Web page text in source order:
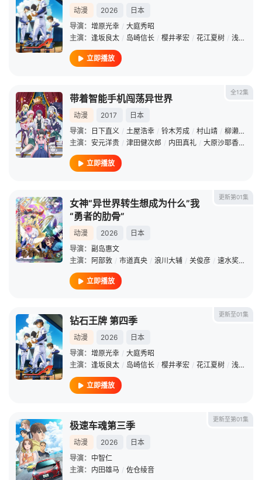
动漫 2026
日本
导演： 增原光幸 / 大庭秀昭
主演： 逢坂良太 / 岛崎信长 / 樱井孝宏 / 花江夏树 / 浅沼晋太郎
立即播放
全12集
带着智能手机闯荡异世界
动漫 2017
日本
导演：
日下直义 / 土屋浩幸 / 铃木芳成 / 村山靖 / 柳濑雄之
主演： 安元洋贵 / 津田健次郎 / 内田真礼 / 大原沙耶香 /
立即播放
更新第01集
女神“异世界转生想成为什么”我
“勇者的肋骨”
动漫 2026
日本
导演： 副岛惠文
主演： 阿部敦 / 市道真央 / 浪川大辅 / 关俊彦 / 速水奖 /
立即播放
更新至01集
钻石王牌 第四季
动漫 2026
日本
导演： 增原光幸 / 大庭秀昭
主演： 逢坂良太 / 岛崎信长 / 樱井孝宏 / 花江夏树 / 浅沼晋太郎
立即播放
更新至第01集
极速车魂第三季
动漫 2026
日本
导演： 中智仁
主演： 内田雄马 / 佐仓绫音